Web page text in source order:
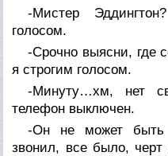
-Мистер
голосом.
-Срочно выясни, где
я строгим голосом.
-Минуту…хм, нет
телефон выключен.
-Он не может быть
звонил, все было,